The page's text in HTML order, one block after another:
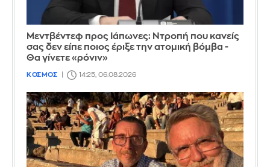
Μεντβέντεφ προς Ιάπωνες: Ντροπή που κανείς
σας δεν είπε ποιος έριξε την ατομική βόμβα -
Θα γίνετε «ρόνιν»
ΚΟΣΜΟΣ 14:25, 06.08.2026